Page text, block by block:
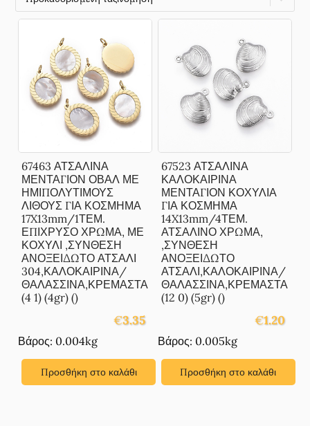
67463 ΑΤΣΑΛΙΝΑ
ΜΕΝΤΑΓΙΟΝ ΟΒΑΛ ΜΕ
ΗΜΙΠΟΛΥΤΙΜΟΥΣ
ΛΙΘΟΥΣ ΓΙΑ ΚΟΣΜΗΜΑ
17X13mm/1ΤΕΜ.
ΕΠΙΧΡΥΣΟ ΧΡΩΜΑ, ΜΕ
ΚΟΧΥΛΙ ,ΣΥΝΘΕΣΗ
ΑΝΟΞΕΙΔΩΤΟ ΑΤΣΑΛΙ
304,ΚΑΛΟΚΑΙΡΙΝΑ/
ΘΑΛΑΣΣΙΝΑ,ΚΡΕΜΑΣΤΑ
(4 1) (4gr) ()
€3.35
Βάρος: 0.004kg
Προσθήκη στο καλάθι
67523 ΑΤΣΑΛΙΝΑ
ΚΑΛΟΚΑΙΡΙΝΑ
ΜΕΝΤΑΓΙΟΝ ΚΟΧΥΛΙΑ
ΓΙΑ ΚΟΣΜΗΜΑ
14X13mm/4ΤΕΜ.
ΑΤΣΑΛΙΝΟ ΧΡΩΜΑ,
,ΣΥΝΘΕΣΗ
ΑΝΟΞΕΙΔΩΤΟ
ΑΤΣΑΛΙ,ΚΑΛΟΚΑΙΡΙΝΑ/
ΘΑΛΑΣΣΙΝΑ,ΚΡΕΜΑΣΤΑ
(12 0) (5gr) ()
€1.20
Βάρος: 0.005kg
Προσθήκη στο καλάθι